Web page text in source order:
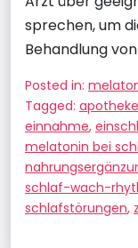
sprechen, um
Behandlung
Posted in:
Tagged:
einnahme,
melatonin bei
schlaf-wach-
schlafstörungen,